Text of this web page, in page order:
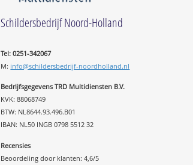
Schildersbedrijf Noord-Holland
Tel: 0251-342067
M: info@schildersbedrijf-noordholland.nl
Bedrijfsgegevens TRD Multidiensten B.V.
KVK: 88068749
BTW: NL8644.93.496.B01
IBAN: NL50 INGB 0798 5512 32
Recensies
Beoordeling door klanten:4,6/5